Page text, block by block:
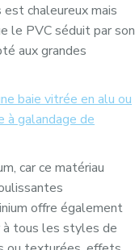
chaleureux mais
le PVC séduit par son
aux grandes
baie vitrée en alu ou
à galandage de
car ce matériau
offre également
à tous les styles de